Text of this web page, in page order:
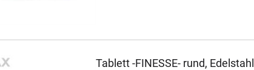
Tablett -FINESSE- rund, Edelstahl